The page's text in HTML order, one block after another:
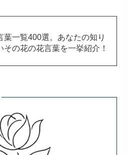
葉一覧400選。あなたの知り
その花の花言葉を一挙紹介！